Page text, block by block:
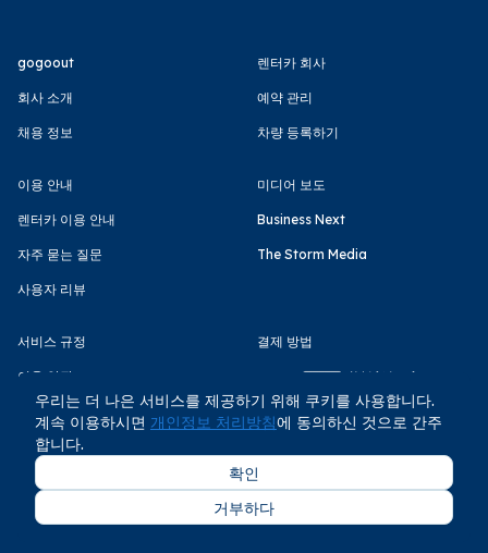
gogoout
회사 소개
채용 정보
렌터카 회사
예약 관리
차량 등록하기
이용 안내
렌터카 이용 안내
자주 묻는 질문
사용자 리뷰
미디어 보도
Business Next
The Storm Media
서비스 규정
이용 약관
개인정보 처리방침
결제 방법
COPYRIGHT © GOGOOUT CO., LTD 2026 All rights reserved.
우리는 더 나은 서비스를 제공하기 위해 쿠키를 사용합니다.
계속 이용하시면 개인정보 처리방침에 동의하신 것으로 간주
합니다.
확인
거부하다